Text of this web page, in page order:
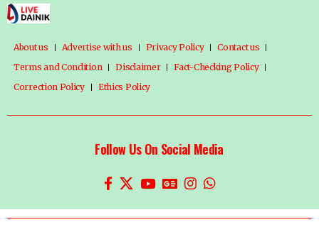
About us Advertise with us Privacy Policy
Contact us
Terms and Condition
Disclaimer
Fact-Checking Policy
Correction Policy
Ethics Policy
Follow Us On Social Media